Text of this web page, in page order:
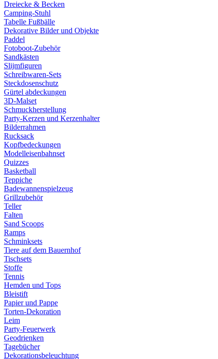
Dreiecke & Becken
Camping-Stuhl
Tabelle Fußbälle
Dekorative Bilder und Objekte
Paddel
Fotoboot-Zubehör
Sandkästen
Slijmfiguren
Schreibwaren-Sets
Steckdosenschutz
Gürtel abdeckungen
3D-Malset
Schmuckherstellung
Party-Kerzen und Kerzenhalter
Bilderrahmen
Rucksack
Kopfbedeckungen
Modelleisenbahnset
Quizzes
Basketball
Teppiche
Badewannenspielzeug
Grillzubehör
Teller
Falten
Sand Scoops
Ramps
Schminksets
Tiere auf dem Bauernhof
Tischsets
Stoffe
Tennis
Hemden und Tops
Bleistift
Papier und Pappe
Torten-Dekoration
Leim
Party-Feuerwerk
Geodrienken
Tagebücher
Dekorationsbeleuchtung